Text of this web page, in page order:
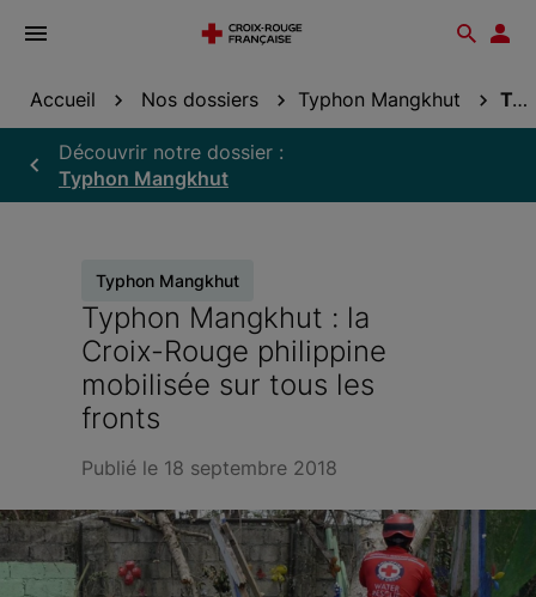
Ouvrir
Accueil Nos dossiers Typhon Mangkhut Typhon Mangkhut : la Croix-Rouge philippine...
Découvrir notre dossier :
Typhon Mangkhut
Typhon Mangkhut
Typhon Mangkhut : la
Croix-Rouge philippine
mobilisée sur tous les
fronts
Publié le 18 septembre 2018